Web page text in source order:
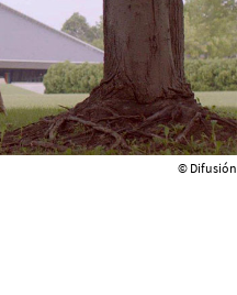
© Difusión